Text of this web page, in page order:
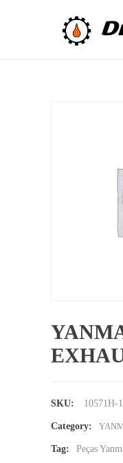
SKU: 10571H-
Category:
Tag: Peças